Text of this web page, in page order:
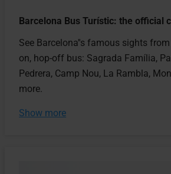
Barcelona Bus Turístic: the official
See Barcelona''s famous sights
on, hop-off bus: Sagrada Família,
Pedrera, Camp Nou, La Rambla,
more.
Show more